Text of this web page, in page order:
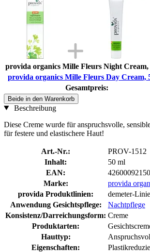
provida organics Mille Fleurs Night Cream,
provida organics Mille Fleurs Day Cream,
Gesamtpreis:
Beide in den Warenkorb
Beschreibung
Diese Creme wurde für anspruchsvolle,
für festere und elastischere Haut!
Art.-Nr.:
PROV-1512
Inhalt:
50 ml
EAN:
Marke:
provida
provida Produktlinien:
demeter-
Anwendung Gesichtspflege:
Nachtpflege
Konsistenz/Darreichungsform: Creme
Produktarten:
Hauttyp:
Eigenschaften: